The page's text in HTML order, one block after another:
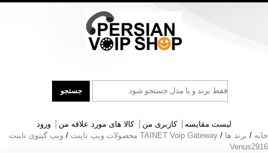
جست
و
جستجو
لیست مقایسه کاربری من کالا های مورد علاقه من
ورود
خانه / برند ها / TAINET Voip Gateway محصولات ویپ تاینت / ویپ گیتوی تاینت
Venus2916